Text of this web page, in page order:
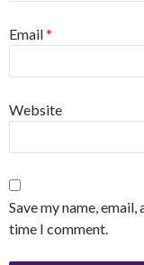
Email*
Website
Save my name,
time I comment.